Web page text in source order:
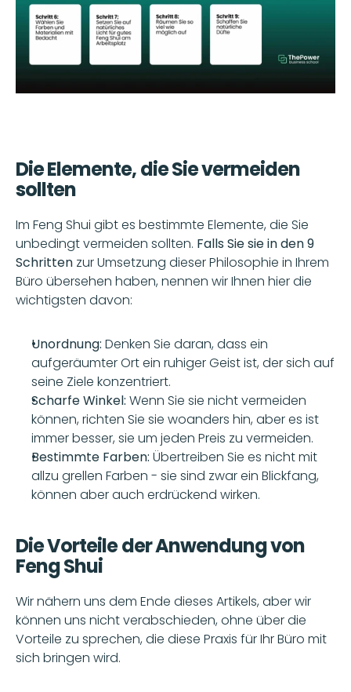
Die Elemente, die Sie vermeiden
sollten
Im Feng Shui gibt es bestimmte Elemente, die Sie
unbedingt vermeiden sollten. Falls Sie sie in den 9
Schritten zur Umsetzung dieser Philosophie in Ihrem
Büro übersehen haben, nennen wir Ihnen hier die
wichtigsten davon:
Unordnung: Denken Sie daran, dass ein
aufgeräumter Ort ein ruhiger Geist ist, der sich auf
seine Ziele konzentriert.
Scharfe Winkel: Wenn Sie sie nicht vermeiden
können, richten Sie sie woanders hin, aber es ist
immer besser, sie um jeden Preis zu vermeiden.
Bestimmte Farben: Übertreiben Sie es nicht mit
allzu grellen Farben - sie sind zwar ein Blickfang,
können aber auch erdrückend wirken.
Die Vorteile der Anwendung von
Feng Shui
Wir nähern uns dem Ende dieses Artikels, aber wir
können uns nicht verabschieden, ohne über die
Vorteile zu sprechen, die diese Praxis für Ihr Büro mit
sich bringen wird.